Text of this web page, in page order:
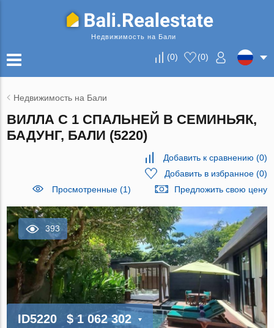
Недвижимость на Бали
(0) (0)
Недвижимость на Бали
ВИЛЛА С 1 СПАЛЬНЕЙ В СЕМИНЬЯК,
БАДУНГ, БАЛИ (5220)
Добавить к сравнению (0)
Добавить в избранное(0)
Просмотренные (1)
Предложить свою цену
393
ID5220 $ 1 062 302